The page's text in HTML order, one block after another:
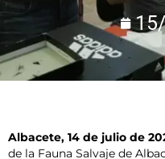
Albacete, 14 de julio de
de la Fauna Salvaje de